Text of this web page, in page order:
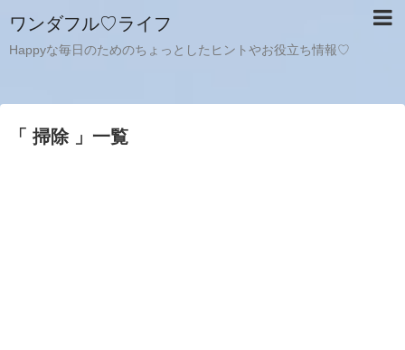
ワンダフル♡ライフ
Happyな毎日のためのちょっとしたヒントやお役立ち情報♡
「 掃除 」一覧